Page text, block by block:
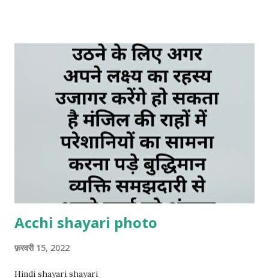
Acchi shayari photo
फ़रवरी 15, 2022
Hindi shayari shayari